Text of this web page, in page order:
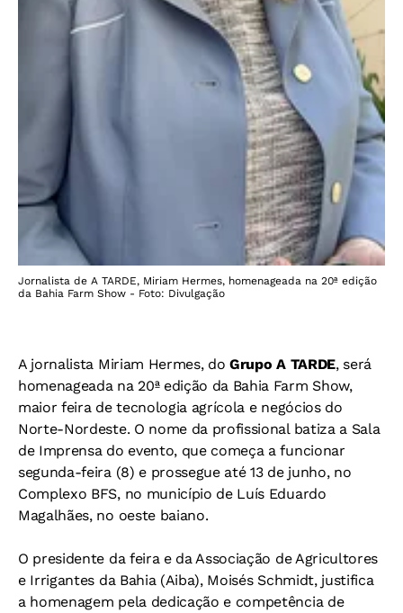
Jornalista de A TARDE, Miriam Hermes, homenageada na 20ª edição
da Bahia Farm Show - Foto: Divulgação
A jornalista Miriam Hermes, doGrupo A TARDE, será
homenageada na 20ª edição da Bahia Farm Show,
maior feira de tecnologia agrícola e negócios do
Norte-Nordeste. O nome da profissional batiza a Sala
de Imprensa do evento, que começa a funcionar
segunda-feira (8) e prossegue até 13 de junho, no
Complexo BFS, no município de Luís Eduardo
Magalhães, no oeste baiano.
O presidente da feira e da Associação de Agricultores
e Irrigantes da Bahia (Aiba), Moisés Schmidt, justifica
a homenagem pela dedicação e competência de